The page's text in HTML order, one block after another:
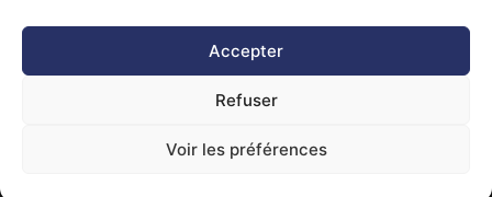
Accepter
Refuser
Voir les préférences
Copyright © 2026 TRIMAY | Powered by